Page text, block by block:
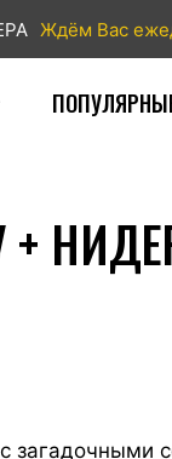
Ждём Вас
загадочными